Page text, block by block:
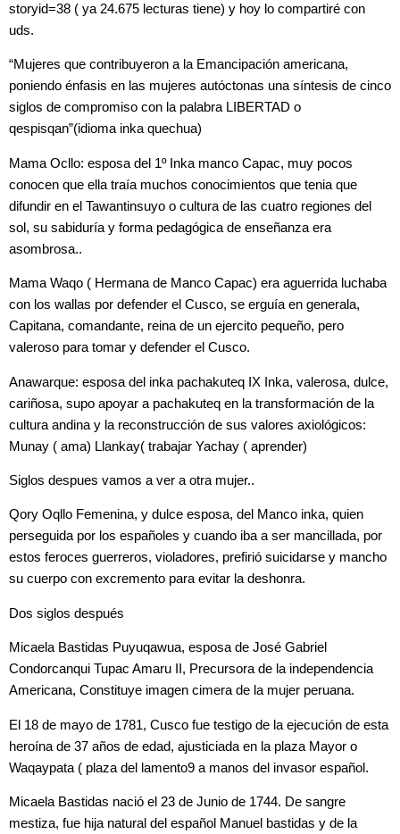
storyid=38 ( ya 24.675 lecturas tiene) y hoy lo compartiré con
uds.
“Mujeres que contribuyeron a la Emancipación americana,
poniendo énfasis en las mujeres autóctonas una síntesis de cinco
siglos de compromiso con la palabra LIBERTAD o
qespisqan”(idioma inka quechua)
Mama Ocllo: esposa del 1º Inka manco Capac, muy pocos
conocen que ella traía muchos conocimientos que tenia que
difundir en el Tawantinsuyo o cultura de las cuatro regiones del
sol, su sabiduría y forma pedagógica de enseñanza era
asombrosa..
Mama Waqo ( Hermana de Manco Capac) era aguerrida luchaba
con los wallas por defender el Cusco, se erguía en generala,
Capitana, comandante, reina de un ejercito pequeño, pero
valeroso para tomar y defender el Cusco.
Anawarque: esposa del inka pachakuteq IX Inka, valerosa, dulce,
cariñosa, supo apoyar a pachakuteq en la transformación de la
cultura andina y la reconstrucción de sus valores axiológicos:
Munay ( ama) Llankay( trabajar Yachay ( aprender)
Siglos despues vamos a ver a otra mujer..
Qory Oqllo Femenina, y dulce esposa, del Manco inka, quien
perseguida por los españoles y cuando iba a ser mancillada, por
estos feroces guerreros, violadores, prefirió suicidarse y mancho
su cuerpo con excremento para evitar la deshonra.
Dos siglos después
Micaela Bastidas Puyuqawua, esposa de José Gabriel
Condorcanqui Tupac Amaru II, Precursora de la independencia
Americana, Constituye imagen cimera de la mujer peruana.
El 18 de mayo de 1781, Cusco fue testigo de la ejecución de esta
heroína de 37 años de edad, ajusticiada en la plaza Mayor o
Waqaypata ( plaza del lamento9 a manos del invasor español.
Micaela Bastidas nació el 23 de Junio de 1744. De sangre
mestiza, fue hija natural del español Manuel bastidas y de la